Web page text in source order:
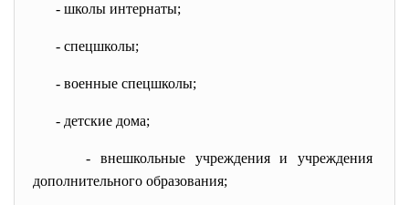
- школы интернаты;
- спецшколы;
- военные спецшколы;
- детские дома;
- внешкольные учреждения иучреждения
дополнительного образования;